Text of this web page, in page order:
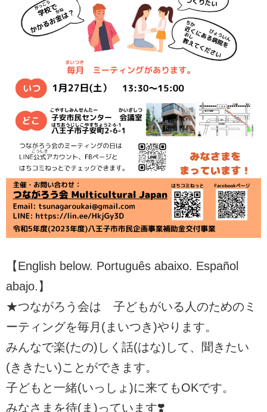
【English below. Português abaixo. Español
abajo.】
★つながろう会は 子どもがいる人のためのミ
ーティングを毎月(まいつき)やります。
みんなで楽(たの)しく話(はな)して、聞きたい
(ききたい)ことができます。
子どもと一緒(いっしょ)に来てもOKです。
みなさまを待(ま)っています❣️